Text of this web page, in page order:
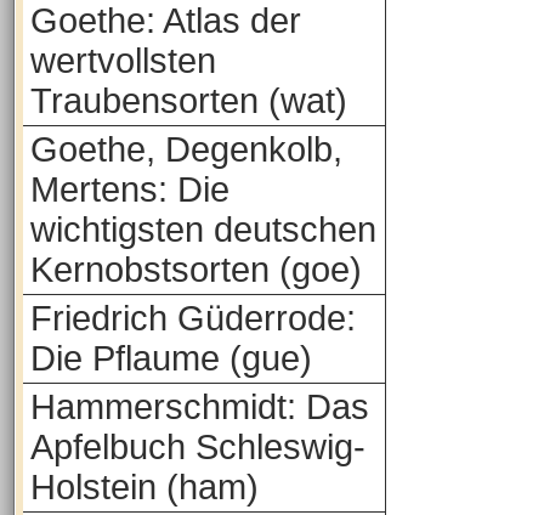
Goethe: Atlas der
wertvollsten
Traubensorten (wat)
Goethe, Degenkolb,
Mertens: Die
wichtigsten deutschen
Kernobstsorten (goe)
Friedrich Güderrode:
Die Pflaume (gue)
Hammerschmidt: Das
Apfelbuch Schleswig-
Holstein (ham)